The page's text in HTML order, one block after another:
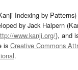
Indexing by
by Jack Halpern
www.kanji.org/), and
is Creative Commons
.